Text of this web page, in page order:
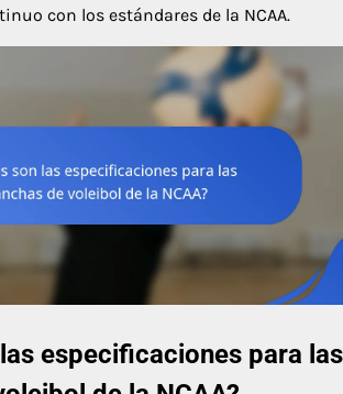
con los estándares de la NCAA.
especificaciones para las